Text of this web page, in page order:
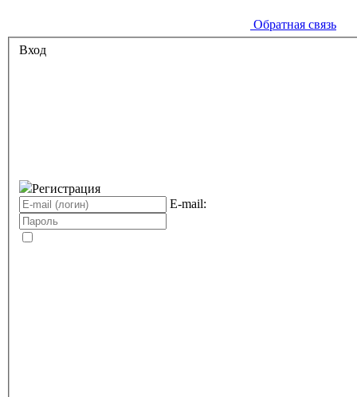
Обратная связь
Вход
Регистрация
E-mail: